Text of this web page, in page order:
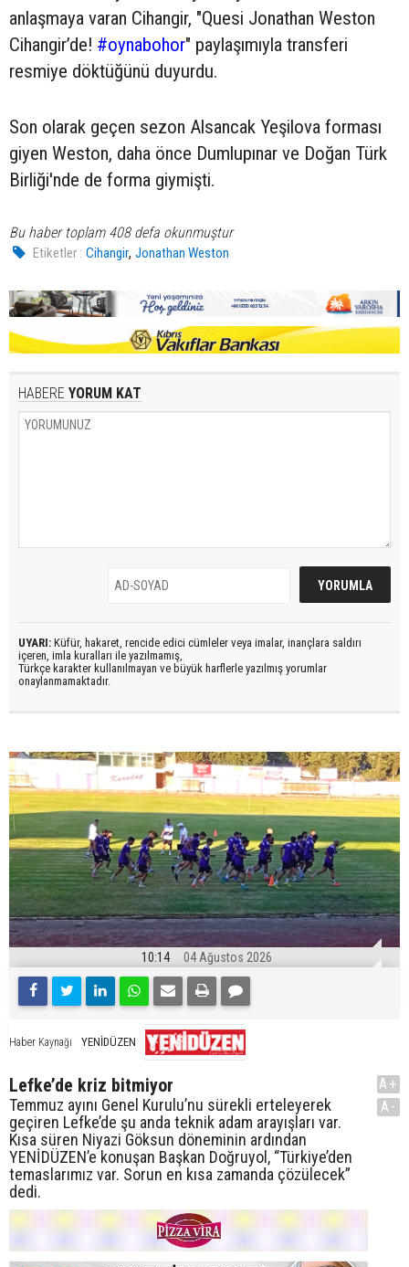
anlaşmaya varan Cihangir, "Quesi Jonathan Weston
Cihangir’de! #oynabohor" paylaşımıyla transferi
resmiye döktüğünü duyurdu.
Son olarak geçen sezon Alsancak Yeşilova forması
giyen Weston, daha önce Dumlupınar ve Doğan Türk
Birliği'nde de forma giymişti.
Bu haber toplam 408 defa okunmuştur
Etiketler : Cihangir,Jonathan Weston
HABERE YORUM KAT
UYARI: Küfür, hakaret, rencide edici cümleler veya imalar, inançlara saldırı
içeren, imla kuralları ile yazılmamış,
Türkçe karakter kullanılmayan ve büyük harflerle yazılmış yorumlar
onaylanmamaktadır.
10:14 04 Ağustos 2026
Haber Kaynağı YENİDÜZEN
Lefke’de kriz bitmiyor
Temmuz ayını Genel Kurulu’nu sürekli erteleyerek
geçiren Lefke’de şu anda teknik adam arayışları var.
Kısa süren Niyazi Göksun döneminin ardından
YENİDÜZEN’e konuşan Başkan Doğruyol, “Türkiye’den
temaslarımız var. Sorun en kısa zamanda çözülecek”
dedi.
A+
A-